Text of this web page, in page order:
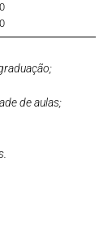
de aulas;